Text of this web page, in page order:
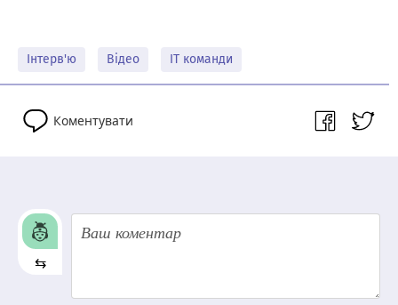
Інтерв'ю Відео IT команди
Коментувати
⇆